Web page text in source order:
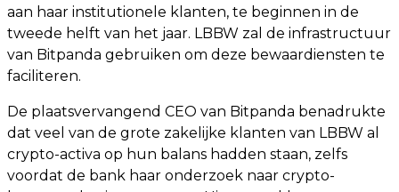
aan haar institutionele klanten, te beginnen in de
tweede helft van het jaar. LBBW zal de infrastructuur
van Bitpanda gebruiken om deze bewaardiensten te
faciliteren.
De plaatsvervangend CEO van Bitpanda benadrukte
dat veel van de grote zakelijke klanten van LBBW al
crypto-activa op hun balans hadden staan, zelfs
voordat de bank haar onderzoek naar crypto-